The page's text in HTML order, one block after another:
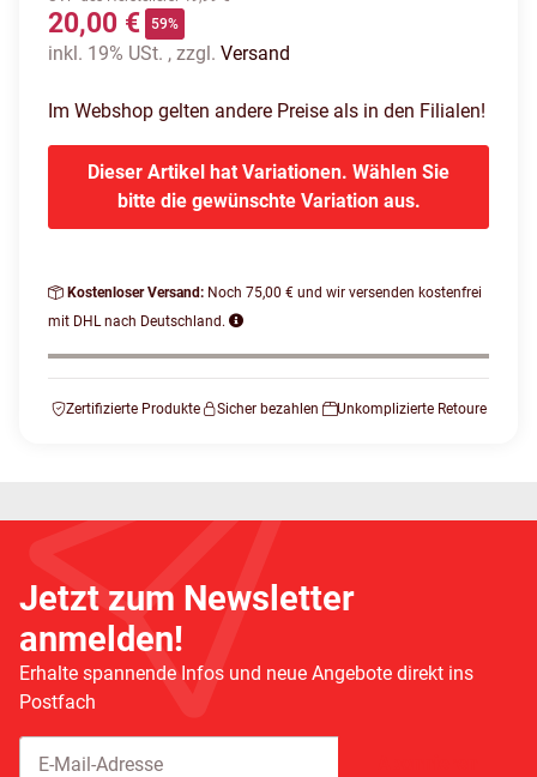
20,00 € 59%
inkl. 19% USt. , zzgl. Versand
Im Webshop gelten andere Preise als in den Filialen!
Dieser Artikel hat Variationen. Wählen Sie
bitte die gewünschte Variation aus.
Kostenloser Versand: Noch 75,00 € und wir versenden kostenfrei
mit DHL nach Deutschland.
Zertifizierte Produkte Sicher bezahlen Unkomplizierte Retoure
Jetzt zum Newsletter
anmelden!
Erhalte spannende Infos und neue Angebote direkt ins
Postfach